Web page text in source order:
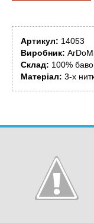
Артикул: 14053
Виробник:
Склад: 100%
Матеріал: 3-х